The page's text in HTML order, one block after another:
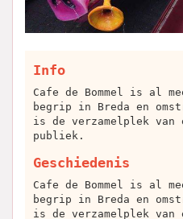
Info
Cafe de Bommel is al
begrip in Breda en
is de verzamelplek van
publiek.
Geschiedenis
Cafe de Bommel is al
begrip in Breda en
is de verzamelplek van